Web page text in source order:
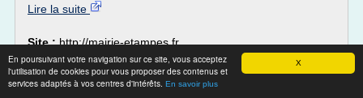
X
En poursuivant votre navigation sur ce site, vous acceptez
l'utilisation de cookies pour vous proposer des contenus et
services adaptés à vos centres d'intérêts. En savoir plus
Lire la suite
Site :http://mairie-etampes.fr
Thèmes liés :offres d'emploi dans l'accueil /offre
d emploi dans l accueil/annonce offre d'emploi pole
emploi
offre d'emploi accueil ile de france